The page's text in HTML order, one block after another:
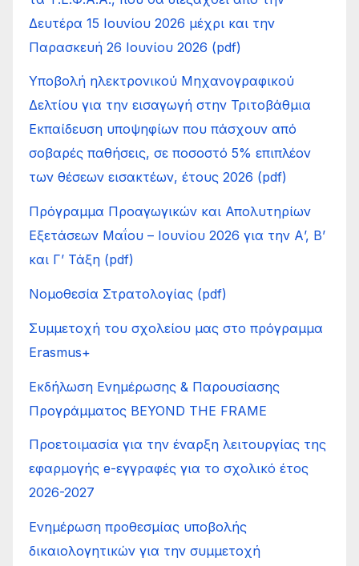
Δευτέρα 15 Ιουνίου 2026 μέχρι και την
Παρασκευή 26 Ιουνίου 2026 (pdf)
Υποβολή ηλεκτρονικού Μηχανογραφικού
Δελτίου για την εισαγωγή στην Τριτοβάθμια
Εκπαίδευση υποψηφίων που πάσχουν από
σοβαρές παθήσεις, σε ποσοστό 5% επιπλέον
των θέσεων εισακτέων, έτους 2026 (pdf)
Πρόγραμμα Προαγωγικών και Απολυτηρίων
Εξετάσεων Μαΐου – Ιουνίου 2026 για την Α’, Β’
και Γ’ Τάξη (pdf)
Νομοθεσία Στρατολογίας (pdf)
Συμμετοχή του σχολείου μας στο πρόγραμμα
Erasmus+
Εκδήλωση Ενημέρωσης & Παρουσίασης
Προγράμματος BEYOND THE FRAME
Προετοιμασία για την έναρξη λειτουργίας της
εφαρμογής e-εγγραφές για το σχολικό έτος
2026-2027
Ενημέρωση προθεσμίας υποβολής
δικαιολογητικών για την συμμετοχή